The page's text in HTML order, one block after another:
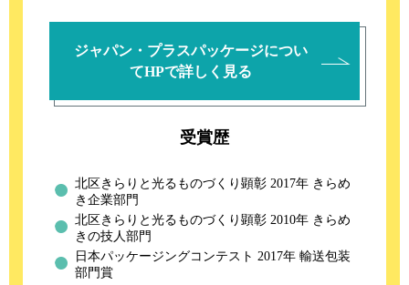
ジャパン・プラスパッケージについ
てHPで詳しく見る
受賞歴
北区きらりと光るものづくり顕彰 2017年 きらめ
き企業部門
北区きらりと光るものづくり顕彰 2010年 きらめ
きの技人部門
日本パッケージングコンテスト 2017年 輸送包装
部門賞